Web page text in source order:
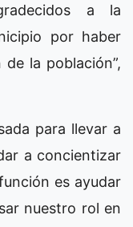
a la
por haber
la población”,
para llevar a
a concientizar
es ayudar
nuestro rol en